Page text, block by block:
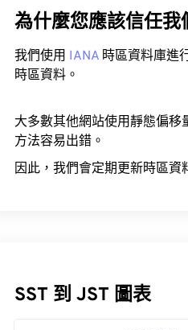
為什麼您應該信任我
我們使用 IANA 時區資料庫進
時區資料。
大多數其他網站使用靜態偏
方法容易出錯。
因此，我們會定期更新時區資
SST 到 JST 圖表